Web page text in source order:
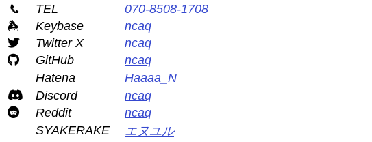
📞
TEL
070-8508-1708
Keybase
ncaq
Twitter X
ncaq
GitHub
ncaq
Hatena
Haaaa_N
Discord
ncaq
Reddit
ncaq
SYAKERAKE
エヌユル